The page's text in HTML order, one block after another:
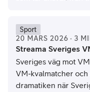
Sport
20 MARS 2026 · 3
Streama Sveriges
Sveriges väg mot
VM‑kvalmatcher
dramatiken när